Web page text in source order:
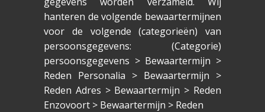
hanteren de volgende bewaartermijnen
voor de volgende (categorieën) van
persoonsgegevens: (Categorie)
persoonsgegevens > Bewaartermijn >
Reden Personalia > Bewaartermijn >
Reden Adres > Bewaartermijn > Reden
Enzovoort > Bewaartermijn > Reden